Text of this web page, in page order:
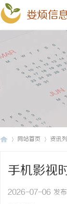
娄烦信
网站首页 资讯
手机影视
2026-07-06 发布